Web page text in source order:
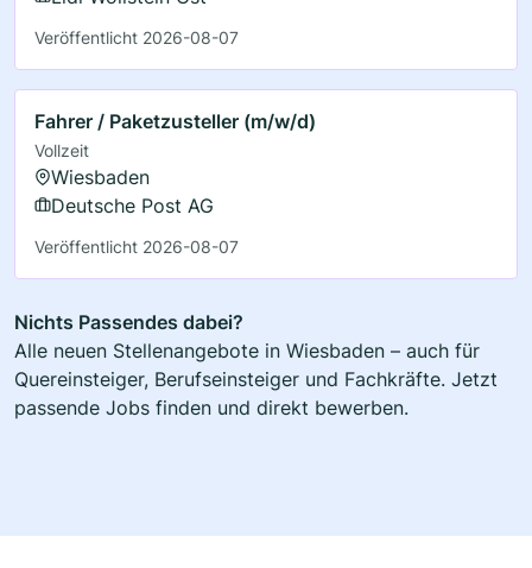
Veröffentlicht 2026-08-07
Fahrer / Paketzusteller (m/w/d)
Vollzeit
Wiesbaden
Deutsche Post AG
Veröffentlicht 2026-08-07
Nichts Passendes dabei?
Alle neuen Stellenangebote in Wiesbaden – auch für
Quereinsteiger, Berufseinsteiger und Fachkräfte. Jetzt
passende Jobs finden und direkt bewerben.